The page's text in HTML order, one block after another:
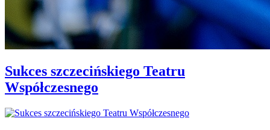
Sukces szczecińskiego Teatru
Współczesnego